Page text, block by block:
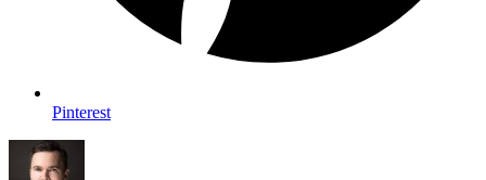
Pinterest